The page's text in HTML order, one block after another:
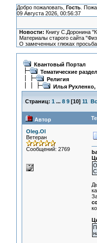
Добро пожаловать, Гость.
09 Августа 2026, 00:56:37
Новости: Книгу С.Доронина
Материалы старого сайта
О замеченных глюках
Квантовый Портал
Тематические
Религия
Илья
Страниц: 1 ... 8 9[10] 11
Автор
Oleg.Ol
Ветеран
Сообщений: 2769